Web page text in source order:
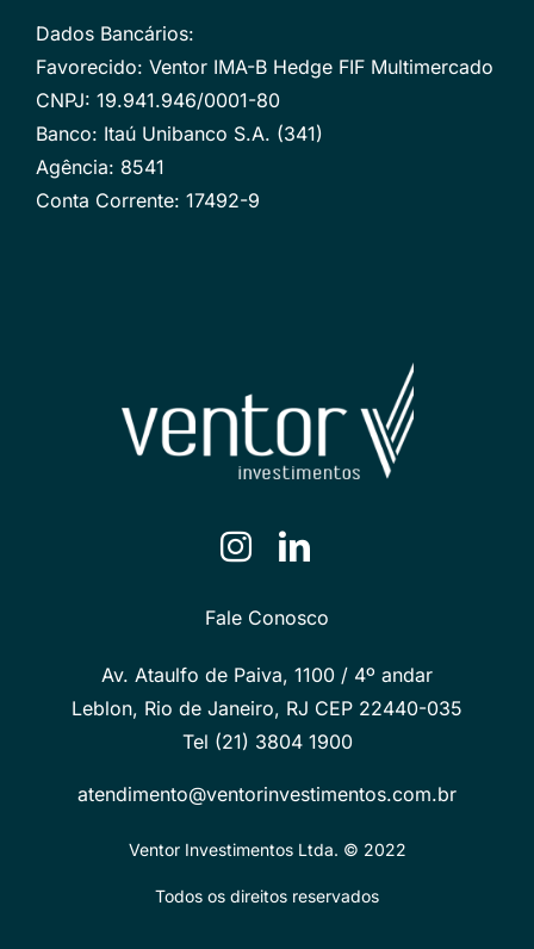
Dados Bancários:
Favorecido: Ventor IMA-B Hedge FIF Multimercado
CNPJ: 19.941.946/0001-80
Banco: Itaú Unibanco S.A. (341)
Agência: 8541
Conta Corrente: 17492-9
Fale Conosco
Av. Ataulfo de Paiva, 1100 / 4º andar
Leblon, Rio de Janeiro, RJ CEP 22440-035
Tel (21) 3804 1900
atendimento@ventorinvestimentos.com.br
Ventor Investimentos Ltda. © 2022
Todos os direitos reservados